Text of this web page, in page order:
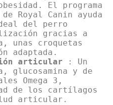
El programa
Royal Canin ayuda
del perro
gracias a
unas croquetas
adaptada.
articular : Un
glucosamina y de
Omega 3,
de los cartílagos
articular.